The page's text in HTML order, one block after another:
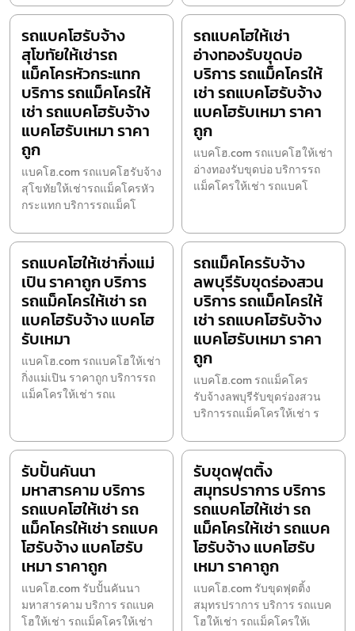
รถแบคโฮรับจ้าง
สุโขทัยให้เช่ารถ
แม็คโครหัวกระแทก
บริการ รถแม็คโครให้
เช่า รถแบคโฮรับจ้าง
แบคโฮรับเหมา ราคา
ถูก
แบคโฮ.com รถแบคโฮรับจ้าง
สุโขทัยให้เช่ารถแม็คโครหัว
กระแทก บริการรถแม็คโ
รถแบคโฮให้เช่า
อ่างทองรับขุดบ่อ
บริการ รถแม็คโครให้
เช่า รถแบคโฮรับจ้าง
แบคโฮรับเหมา ราคา
ถูก
แบคโฮ.com รถแบคโฮให้เช่า
อ่างทองรับขุดบ่อ บริการรถ
แม็คโครให้เช่า รถแบคโ
รถแบคโฮให้เช่ากิ่งแม่
เปิน ราคาถูก บริการ
รถแม็คโครให้เช่า รถ
แบคโฮรับจ้าง แบคโฮ
รับเหมา
แบคโฮ.com รถแบคโฮให้เช่า
กิ่งแม่เปิน ราคาถูก บริการรถ
แม็คโครให้เช่า รถแ
รถแม็คโครรับจ้าง
ลพบุรีรับขุดร่องสวน
บริการ รถแม็คโครให้
เช่า รถแบคโฮรับจ้าง
แบคโฮรับเหมา ราคา
ถูก
แบคโฮ.com รถแม็คโคร
รับจ้างลพบุรีรับขุดร่องสวน
บริการรถแม็คโครให้เช่า ร
รับปั้นคันนา
มหาสารคาม บริการ
รถแบคโฮให้เช่า รถ
แม็คโครให้เช่า รถแบค
โฮรับจ้าง แบคโฮรับ
เหมา ราคาถูก
แบคโฮ.com รับปั้นคันนา
มหาสารคาม บริการ รถแบค
โฮให้เช่า รถแม็คโครให้เช่า
รับขุดฟุตติ้ง
สมุทรปราการ บริการ
รถแบคโฮให้เช่า รถ
แม็คโครให้เช่า รถแบค
โฮรับจ้าง แบคโฮรับ
เหมา ราคาถูก
แบคโฮ.com รับขุดฟุตติ้ง
สมุทรปราการ บริการ รถแบค
โฮให้เช่า รถแม็คโครให้เ